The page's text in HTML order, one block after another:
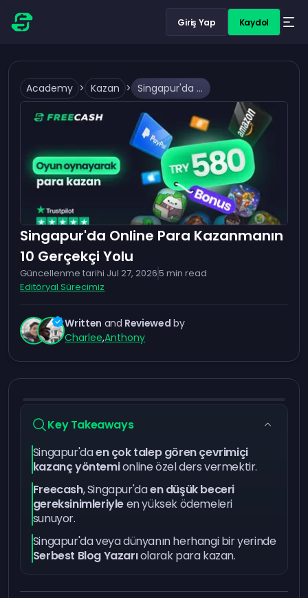
Giriş Yap Kaydol
Academy > Kazan > Singapur'da Online Para Kazanmanın 10 Gerçekçi Yolu
Singapur'da Online Para Kazanmanın
10 Gerçekçi Yolu
Güncellenme tarihi Jul 27, 20265 min read
Editöryal Sürecimiz
Written and Reviewed by
Charlee,Anthony
Key Takeaways
Singapur'daen çok talep gören çevrimiçi
kazanç yöntemionline özel ders vermektir.
Freecash, Singapur'daen düşük beceri
gereksinimleriyleen yüksek ödemeleri
sunuyor.
Singapur'da veya dünyanın herhangi bir yerinde
Serbest Blog Yazarıolarak para kazan.